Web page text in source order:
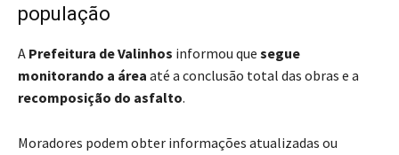
população
A Prefeitura de Valinhos informou que segue
monitorando a área até a conclusão total das obras e a
recomposição do asfalto.
Moradores podem obter informações atualizadas ou